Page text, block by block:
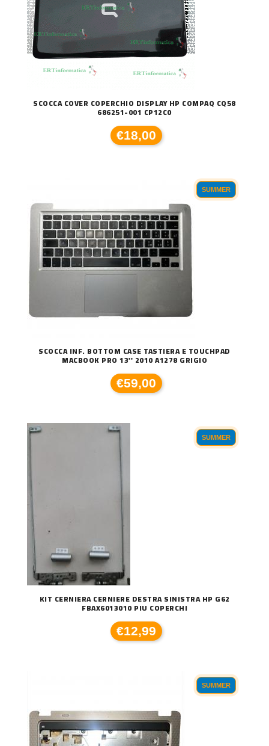
SCOCCA COVER COPERCHIO DISPLAY HP COMPAQ CQ58
686251-001 CP12C0
€18,00
SUMMER
SCOCCA INF. BOTTOM CASE TASTIERA E TOUCHPAD
MACBOOK PRO 13'' 2010 A1278 GRIGIO
€59,00
SUMMER
KIT CERNIERA CERNIERE DESTRA SINISTRA HP G62
FBAX6013010 PIU COPERCHI
€12,99
SUMMER